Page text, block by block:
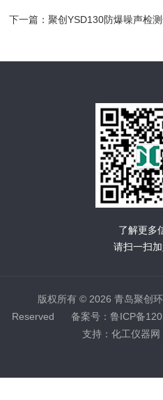
下一篇：聚创YSD130防爆噪声检
了解更多
请扫一扫
版权所有 © 2026 青岛聚创
Reserved 备案号：鲁ICP备
支持： 化工仪器网